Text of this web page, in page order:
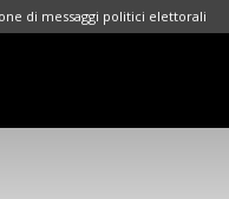
di messaggi politici elettorali